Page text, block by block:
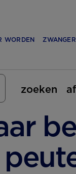
WORDEN
zoeken